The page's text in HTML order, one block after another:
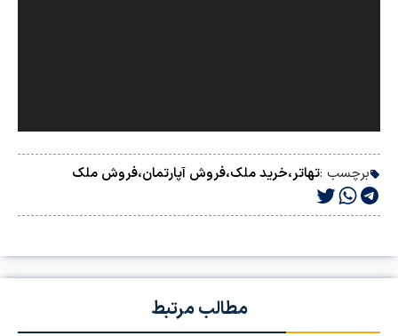
برچسب :تهاتر،خرید ملک،فروش آپارتمان،فروش ملک
مطالب مرتبط